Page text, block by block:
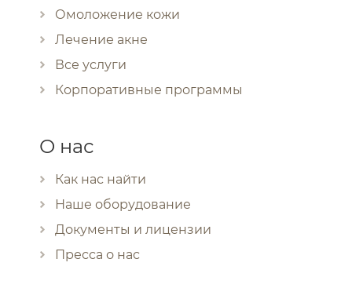
Омоложение кожи
Лечение акне
Все услуги
Корпоративные программы
О нас
Как нас найти
Наше оборудование
Документы и лицензии
Пресса о нас